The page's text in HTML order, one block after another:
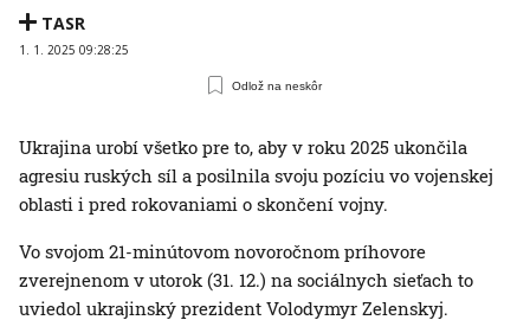
TASR
1. 1. 2025 09:28:25
Odlož na neskôr
Ukrajina urobí všetko pre to, aby v roku 2025 ukončila
agresiu ruských síl a posilnila svoju pozíciu vo vojenskej
oblasti i pred rokovaniami o skončení vojny.
Vo svojom 21-minútovom novoročnom príhovore
zverejnenom v utorok (31. 12.) na sociálnych sieťach to
uviedol ukrajinský prezident Volodymyr Zelenskyj.